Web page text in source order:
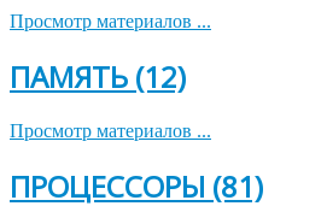
Просмотр материалов ...
ПАМЯТЬ (12)
Просмотр материалов ...
ПРОЦЕССОРЫ (81)